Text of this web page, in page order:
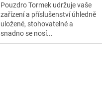
Pouzdro Tormek udržuje vaše
zařízení a příslušenství úhledně
uložené, stohovatelné a
snadno se nosí...